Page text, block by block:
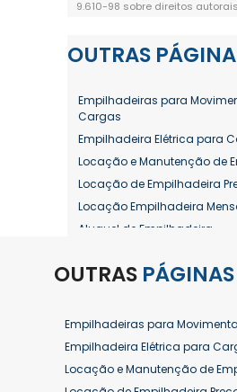
9.610-98 sobre direitos autorais
OUTRAS
Empilhadeiras para
Cargas
Empilhadeira Elétrica para
Locação e Manutenção de
Locação de Empilhadeira
Locação Empilhadeira
Aluguel de Empilhadeira
Aluguel de Empilhadeira
Aluguel de Empilhadeira
Aluguel de Empilhadeira
Aluguel de Empilhadeira
Aluguel de Empilhadeira
OUTRAS PÁGINAS
Empilhadeiras para
Empilhadeira Elétrica para
Locação e Manutenção de